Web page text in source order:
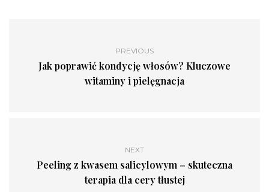
PREVIOUS
Jak poprawić kondycję włosów? Kluczowe
witaminy i pielęgnacja
NEXT
Peeling z kwasem salicylowym – skuteczna
terapia dla cery tłustej